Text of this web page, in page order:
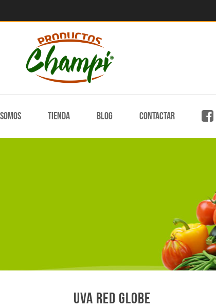
Tienda Blog Contactar
Uva red globe